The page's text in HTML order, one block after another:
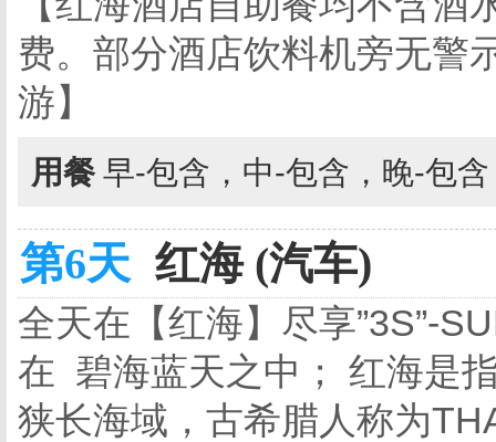
费。部分酒店饮料机旁无警
游】
用餐 早-包含，中-包含，晚-包
第6天 红海 (汽车)
全天在【红海】尽享”3S”-
在 碧海蓝天之中； 红海是
狭长海域，古希腊人称为